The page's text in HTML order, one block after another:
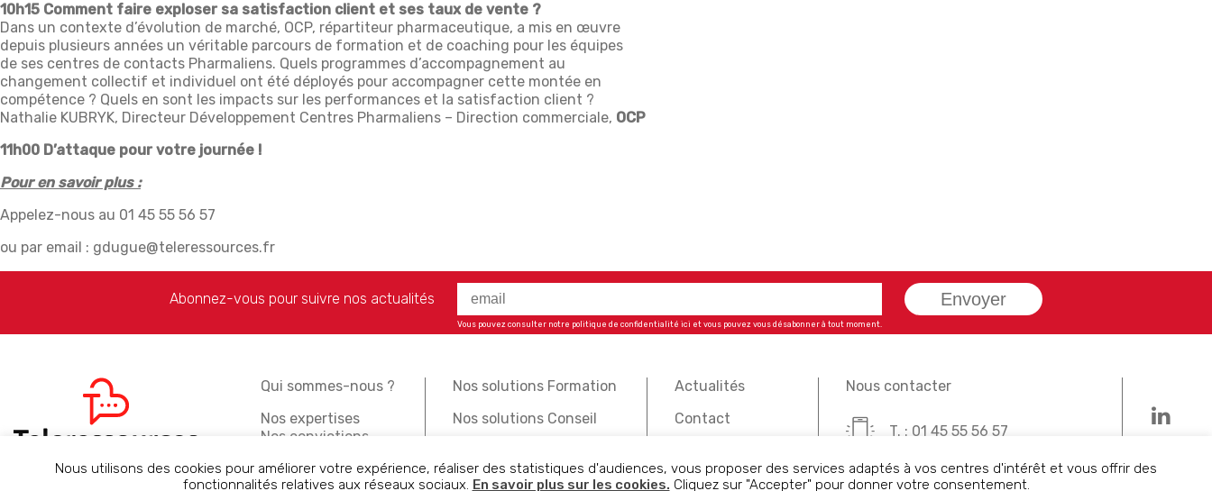
10h15 Comment faire exploser sa satisfaction client et ses taux de vente ?
Dans un contexte d’évolution de marché, OCP, répartiteur pharmaceutique, a mis en œuvre
depuis plusieurs années un véritable parcours de formation et de coaching pour les équipes
de ses centres de contacts Pharmaliens. Quels programmes d’accompagnement au
changement collectif et individuel ont été déployés pour accompagner cette montée en
compétence ? Quels en sont les impacts sur les performances et la satisfaction client ?
Nathalie KUBRYK, Directeur Développement Centres Pharmaliens – Direction commerciale, OCP
11h00 D’attaque pour votre journée !
Pour en savoir plus :
Appelez-nous au 01 45 55 56 57
ou par email : gdugue@teleressources.fr
Abonnez-vous pour suivre nos actualités
Vous pouvez consulter notre politique de confidentialité ici et vous pouvez vous désabonner à tout moment.
Envoyer
Qui sommes-nous ?
Nos expertises
Nos convictions
Nos valeurs
Nos solutions Formation
Nos solutions Conseil
Actualités
Contact
Nous contacter
T. : 01 45 55 56 57
Contact
Nous utilisons des cookies pour améliorer votre expérience, réaliser des statistiques d'audiences, vous proposer des services adaptés à vos centres d'intérêt et vous offrir des
fonctionnalités relatives aux réseaux sociaux. En savoir plus sur les cookies. Cliquez sur "Accepter" pour donner votre consentement.